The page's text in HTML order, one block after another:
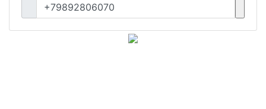
+79892806070